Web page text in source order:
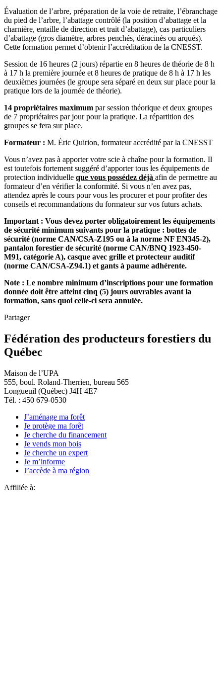
Évaluation de l’arbre, préparation de la voie de retraite, l’ébranchage
du pied de l’arbre, l’abattage contrôlé (la position d’abattage et la
charnière, entaille de direction et trait d’abattage), cas particuliers
d’abattage (gros diamètre, arbres penchés, déracinés ou arqués).
Cette formation permet d’obtenir l’accréditation de la CNESST.
Session de 16 heures (2 jours) répartie en 8 heures de théorie de 8 h
à 17 h la première journée et 8 heures de pratique de 8 h à 17 h les
deuxièmes journées (le groupe sera séparé en deux sur place pour la
pratique lors de la journée de théorie).
14 propriétaires maximum par session théorique et deux groupes
de 7 propriétaires par jour pour la pratique. La répartition des
groupes se fera sur place.
Formateur : M. Éric Quirion, formateur accrédité par la CNESST
Vous n’avez pas à apporter votre scie à chaîne pour la formation. Il
est toutefois fortement suggéré d’apporter tous les équipements de
protection individuelle que vous possédez déjà afin de permettre au
formateur d’en vérifier la conformité. Si vous n’en avez pas,
attendez après le cours pour vous les procurer et pour profiter des
conseils et recommandations du formateur sur vos futurs achats.
Important : Vous devez porter obligatoirement les équipements
de sécurité minimum suivants pour la pratique : bottes de
sécurité (norme CAN/CSA-Z195 ou à la norme NF EN345-2),
pantalon forestier de sécurité (norme CAN/BNQ 1923-450-
M91, catégorie A), casque avec grille et protecteur auditif
(norme CAN/CSA-Z94.1) et gants à paume adhérente.
Note : Le nombre minimum d’inscriptions pour une formation
donnée doit être atteint cinq (5) jours ouvrables avant la
formation, sans quoi celle-ci sera annulée.
Partager
Fédération des producteurs forestiers du
Québec
Maison de l’UPA
555, boul. Roland-Therrien, bureau 565
Longueuil (Québec) J4H 4E7
Tél. : 450 679-0530
J’aménage ma forêt
Je protège ma forêt
Je cherche du financement
Je vends mon bois
Je cherche un expert
Je m’informe
J’accède à ma région
Affiliée à: